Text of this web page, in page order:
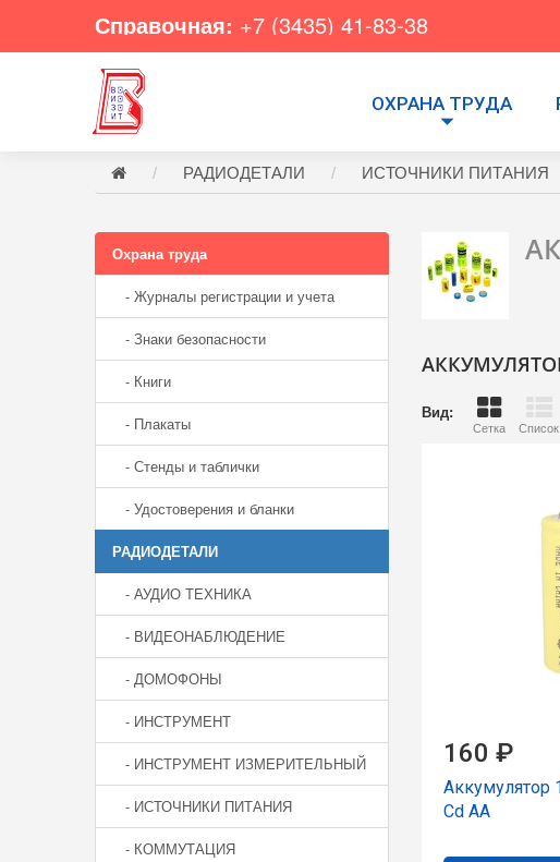
Справочная: +7 (3435) 41-83-38
ОХРАНА ТРУДА
РАДИОДЕТАЛИ ИСТОЧНИКИ ПИТАНИЯ
Охрана труда
- Журналы регистрации и учета
- Знаки безопасности
- Книги
- Плакаты
- Стенды и таблички
- Удостоверения и бланки
РАДИОДЕТАЛИ
- АУДИО ТЕХНИКА
- ВИДЕОНАБЛЮДЕНИЕ
- ДОМОФОНЫ
- ИНСТРУМЕНТ
- ИНСТРУМЕНТ ИЗМЕРИТЕЛЬНЫЙ
- ИСТОЧНИКИ ПИТАНИЯ
- КОММУТАЦИЯ
Вид:
Сетка Список
160 ₽
Аккумулятор
Cd AA